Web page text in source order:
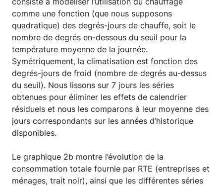
comme une fonction (que nous supposons
quadratique) des degrés-jours de chauffe, soit le
nombre de degrés en-dessous du seuil pour la
température moyenne de la journée.
Symétriquement, la climatisation est fonction des
degrés-jours de froid (nombre de degrés au-dessus
du seuil). Nous lissons sur 7 jours les séries
obtenues pour éliminer les effets de calendrier
résiduels et nous les comparons à leur moyenne des
jours correspondants sur les années d’historique
disponibles.
Le graphique 2b montre l’évolution de la
consommation totale fournie par RTE (entreprises et
ménages, trait noir), ainsi que les différentes séries